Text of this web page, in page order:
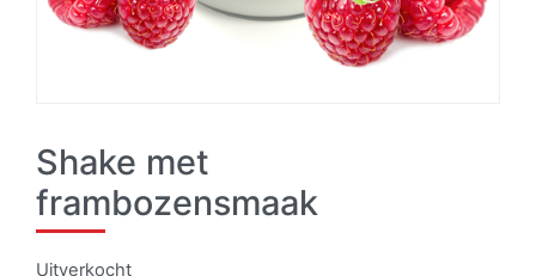
Shake met
frambozensmaak
Uitverkocht